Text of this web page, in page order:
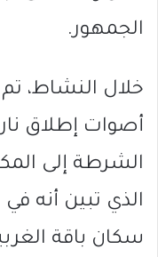
الجمهور.
خلال النشاط،
أصوات إطلاق
الشرطة إلى
الذي تبين أنه
سكان باقة